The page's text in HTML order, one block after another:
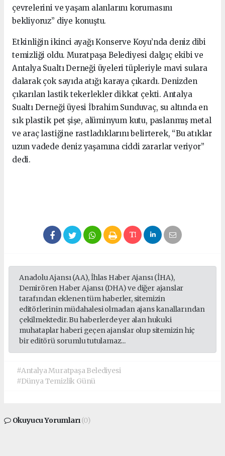
çevrelerini ve yaşam alanlarını korumasını
bekliyoruz” diye konuştu.
Etkinliğin ikinci ayağı Konserve Koyu’nda deniz dibi
temizliği oldu. Muratpaşa Belediyesi dalgıç ekibi ve
Antalya Sualtı Derneği üyeleri tüpleriyle mavi sulara
dalarak çok sayıda atığı karaya çıkardı. Denizden
çıkarılan lastik tekerlekler dikkat çekti. Antalya
Sualtı Derneği üyesi İbrahim Sunduvaç, su altında en
sık plastik pet şişe, alüminyum kutu, paslanmış metal
ve araç lastiğine rastladıklarını belirterek, “Bu atıklar
uzun vadede deniz yaşamına ciddi zararlar veriyor”
dedi.
Anadolu Ajansı (AA), İhlas Haber Ajansı (İHA),
Demirören Haber Ajansı (DHA) ve diğer ajanslar
tarafından eklenen tüm haberler, sitemizin
editörlerinin müdahalesi olmadan ajans kanallarından
çekilmektedir. Bu haberlerde yer alan hukuki
muhataplar haberi geçen ajanslar olup sitemizin hiç
bir editörü sorumlu tutulamaz...
#Antalya Muratpaşa Belediyesi
#Dünya Temizlik Günü
Okuyucu Yorumları(0)